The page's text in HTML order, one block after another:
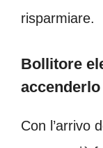
risparmiare.
Bollitore
Con l’arrivo